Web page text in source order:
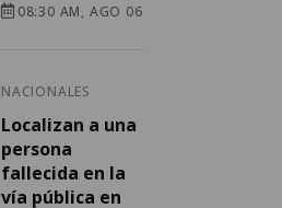
08:30 AM, AGO 06
NACIONALES
Localizan a una
persona
fallecida en la
vía pública en